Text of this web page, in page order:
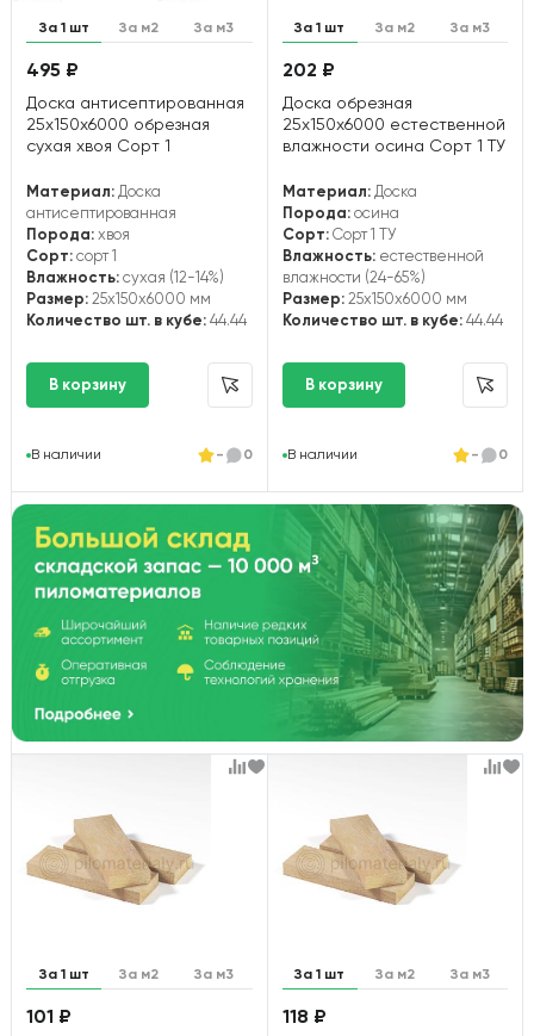
За 1 шт За м2 За м3
495 ₽
Доска антисептированная
25х150х6000 обрезная
сухая хвоя Сорт 1
Материал: Доска
антисептированная
Порода: хвоя
Сорт: сорт 1
Влажность: сухая (12-14%)
Размер: 25x150x6000 мм
Количество шт. в кубе: 44.44
В наличии - 0
За 1 шт За м2 За м3
202 ₽
Доска обрезная
25х150х6000 естественной
влажности осина Сорт 1 ТУ
Материал:Доска
Порода:осина
Сорт:Сорт 1 ТУ
Влажность:естественной
влажности (24-65%)
Размер:25x150x6000 мм
Количество шт. в кубе:44.44
В наличии - 0
За 1 шт За м2 За м3
101 ₽
За 1 шт За м2 За м3
118 ₽